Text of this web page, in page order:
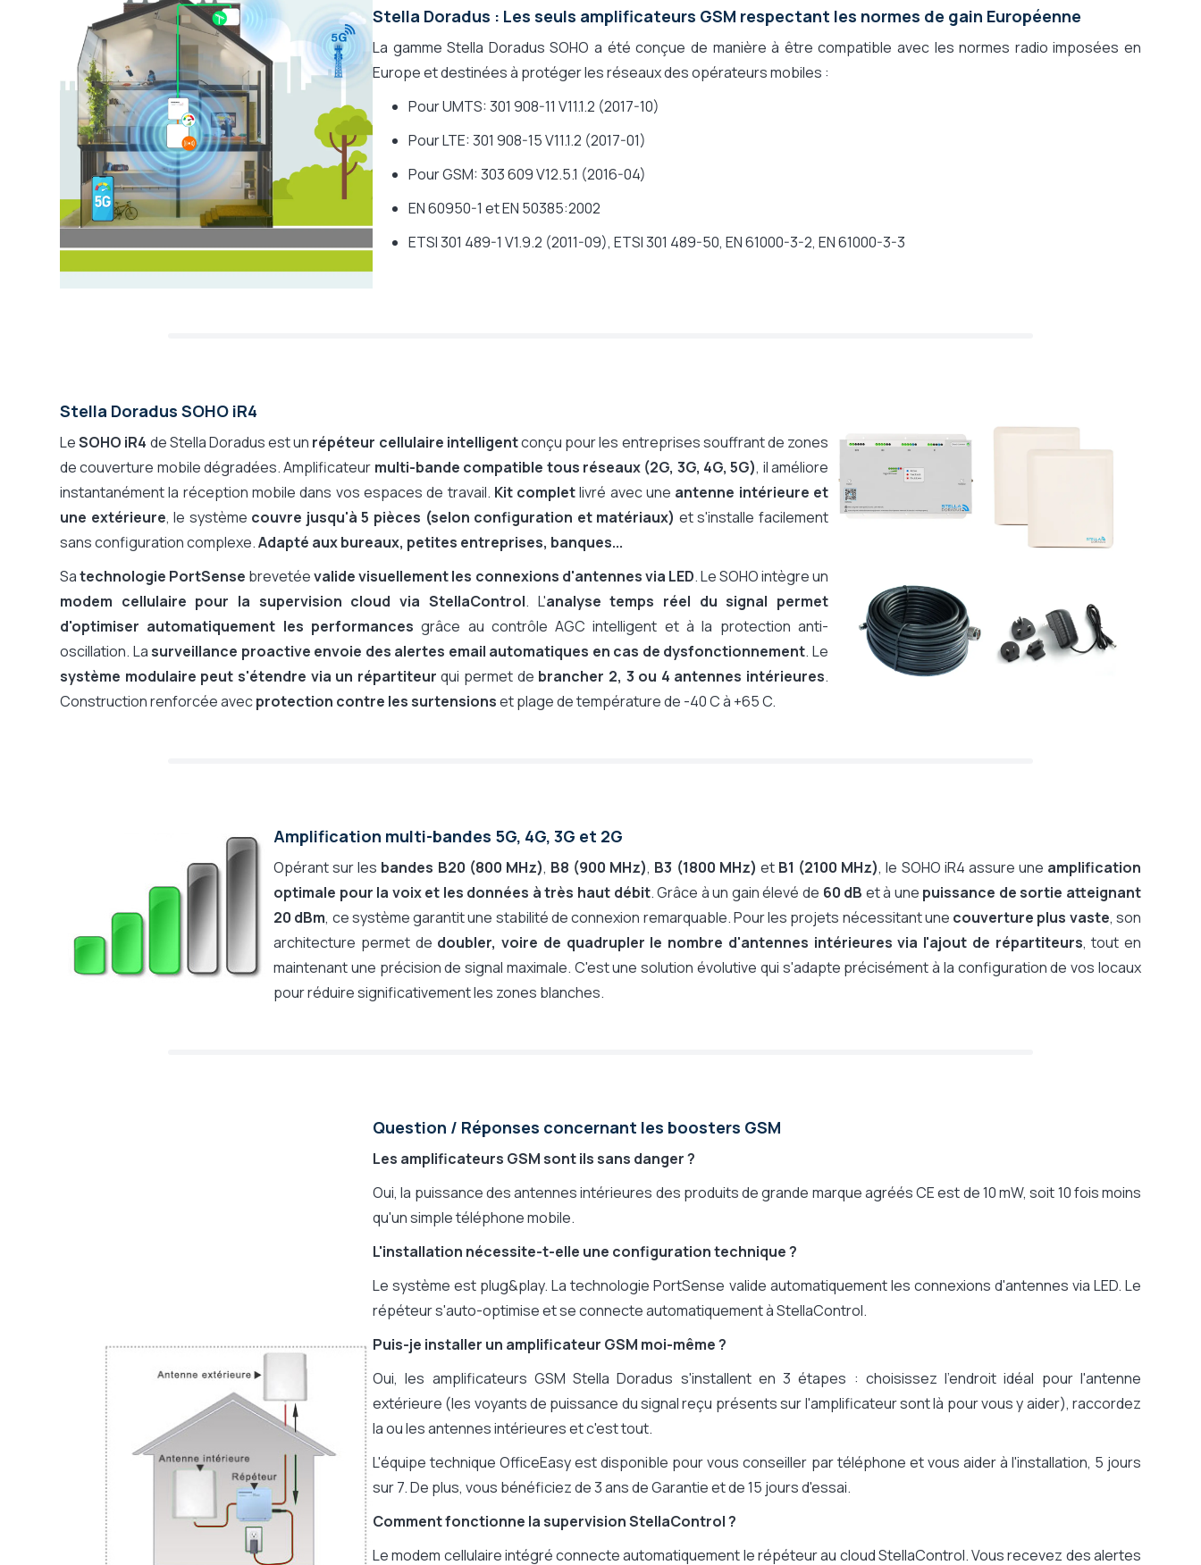
Opérateur
compatible
Orange, Bouygues, SFR, Free
Compatible tous
opérateurs mobiles
Ce qui est amplifié
Appel voix, DATA 3G, DATA 4G (sous réserve de couverture)
Poids
0.68kg
Dimensions
210 x 180 x 43mm
Gamme fabricant
Stella Home
Stella Doradus : Les seuls amplificateurs GSM respectant les normes de gain Européenne
La gamme Stella Doradus SOHO a été conçue de manière à être compatible avec les normes radio imposées en
Europe et destinées à protéger les réseaux des opérateurs mobiles :
Pour UMTS: 301 908-11 V11.1.2 (2017-10)
Pour LTE: 301 908-15 V11.1.2 (2017-01)
Pour GSM: 303 609 V12.5.1 (2016-04)
EN 60950-1 et EN 50385:2002
ETSI 301 489-1 V1.9.2 (2011-09), ETSI 301 489-50, EN 61000-3-2, EN 61000-3-3
Stella Doradus SOHO iR4
LeSOHO iR4 de Stella Doradus est un répéteur cellulaire intelligentconçu pour les entreprises souffrant de zones
de couverture mobile dégradées. Amplificateur multi-bande compatible tous réseaux (2G, 3G, 4G, 5G), il améliore
instantanément la réception mobile dans vos espaces de travail. Kit completlivré avec une antenne intérieure et
une extérieure, le système couvre jusqu'à 5 pièces (selon configuration et matériaux) et s'installe facilement
sans configuration complexe.Adapté aux bureaux, petites entreprises, banques...
Satechnologie PortSense brevetéevalide visuellement les connexions d'antennes via LED. Le SOHO intègre un
modem cellulaire pour la supervision cloud via StellaControl. L'analyse temps réel du signal permet
d'optimiser automatiquement les performances grâce au contrôle AGC intelligent et à la protection anti-
oscillation. Lasurveillance proactive envoie des alertes email automatiques en cas de dysfonctionnement. Le
système modulaire peut s'étendre via un répartiteurqui permet de brancher 2, 3 ou 4 antennes intérieures.
Construction renforcée avecprotection contre les surtensionset plage de température de -40 C à +65 C.
Amplification multi-bandes 5G, 4G, 3G et 2G
Opérant sur les bandes B20 (800 MHz), B8 (900 MHz), B3 (1800 MHz) et B1 (2100 MHz), le SOHO iR4 assure une amplification
optimale pour la voix et les données à très haut débit. Grâce à un gain élevé de 60 dB et à une puissance de sortie atteignant
20 dBm, ce système garantit une stabilité de connexion remarquable. Pour les projets nécessitant une couverture plus vaste, son
architecture permet de doubler, voire de quadrupler le nombre d'antennes intérieures via l'ajout de répartiteurs, tout en
maintenant une précision de signal maximale. C'est une solution évolutive qui s'adapte précisément à la configuration de vos locaux
pour réduire significativement les zones blanches.
Question / Réponses concernant les boosters GSM
Les amplificateurs GSM sont ils sans danger ?
Oui, la puissance des antennes intérieures des produits de grande marque agréés CE est de 10 mW, soit 10 fois moins
qu'un simple téléphone mobile.
L'installation nécessite-t-elle une configuration technique ?
Le système est plug&play. La technologie PortSense valide automatiquement les connexions d'antennes via LED. Le
répéteur s'auto-optimise et se connecte automatiquement à StellaControl.
Puis-je installer un amplificateur GSM moi-même ?
Oui, les amplificateurs GSM Stella Doradus s'installent en 3 étapes : choisissez l'endroit idéal pour l'antenne
extérieure (les voyants de puissance du signal reçu présents sur l'amplificateur sont là pour vous y aider), raccordez
la ou les antennes intérieures et c'est tout.
L'équipe technique OfficeEasy est disponible pour vous conseiller par téléphone et vous aider à l'installation, 5 jours
sur 7. De plus, vous bénéficiez de 3 ans de Garantie et de 15 jours d'essai.
Comment fonctionne la supervision StellaControl ?
Le modem cellulaire intégré connecte automatiquement le répéteur au cloud StellaControl. Vous recevez des alertes